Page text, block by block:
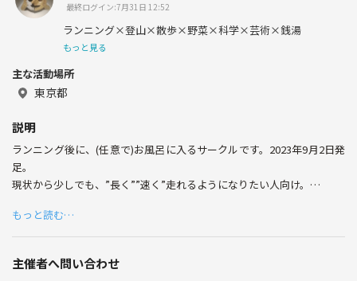
最終ログイン:7月31日 12:52
ランニング×登山×散歩×野菜×科学×芸術×銭湯
もっと見る
主な活動場所
東京都
説明
ランニング後に、(任意で)お風呂に入るサークルです。2023年9月2日発
足。
現状から少しでも、”長く””速く”走れるようになりたい人向け。
イベントを行います（クリエイターの@tatsuaoの毎週課しているトレ
ーニングにお付き合いいただきます）。
但し、悪天候や、クリエイターの@tatsuaoが都合が悪い場合は実施し
ません。
もっと読む…
主催者へ問い合わせ